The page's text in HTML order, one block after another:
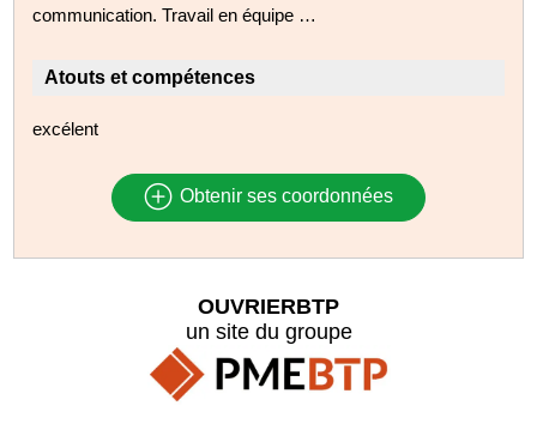
communication. Travail en équipe …
Atouts et compétences
excélent
Obtenir ses coordonnées
OUVRIERBTP
un site du groupe